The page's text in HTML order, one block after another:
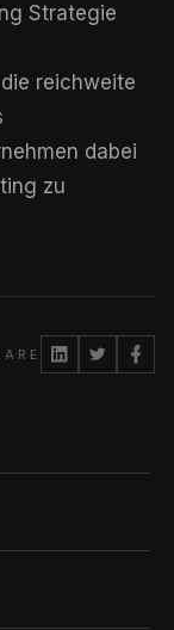
Strategie
reichweite
dabei
zu